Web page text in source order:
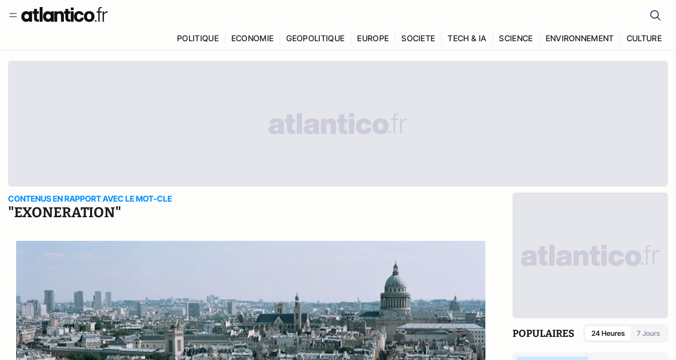
POLITIQUE ECONOMIE GEOPOLITIQUE EUROPE SOCIETE TECH & IA SCIENCE ENVIRONNEMENT CULTURE
CONTENUS EN RAPPORT AVEC LE MOT-CLE
"EXONERATION"
POPULAIRES 24 Heures 7 Jours